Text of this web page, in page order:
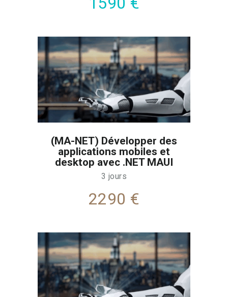
(MA-NET) Développer des
applications mobiles et
desktop avec .NET MAUI
3 jours
2290 €